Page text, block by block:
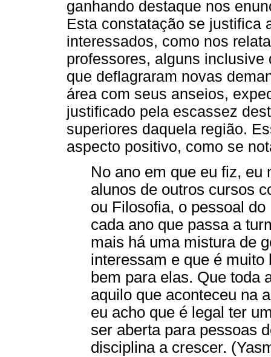
ganhando destaque nos
Esta constatação se justifica
interessados, como nos
professores, alguns
que deflagraram novas
área com seus anseios,
justificado pela escassez
superiores daquela região.
aspecto positivo, como se
No ano em que eu fiz,
alunos de outros cursos
ou Filosofia, o pessoal
cada ano que passa a
mais há uma mistura de
interessam e que é
bem para elas. Que toda
aquilo que aconteceu na
eu acho que é legal ter
ser aberta para pessoas
disciplina a crescer.